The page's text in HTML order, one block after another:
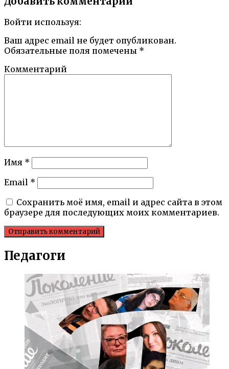
Войти используя:
Ваш адрес email не будет опубликован.
Обязательные поля помечены *
Комментарий
Имя *
Email *
Сохранить моё имя, email и адрес сайта в этом
браузере для последующих моих комментариев.
Педагоги